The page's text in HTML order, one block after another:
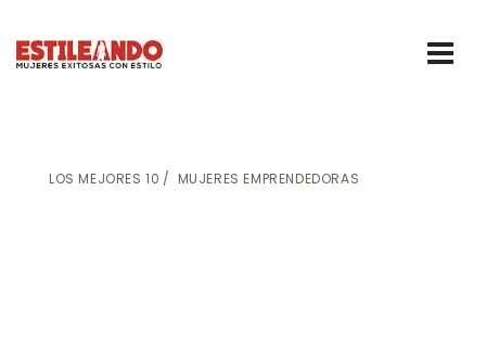
LOS MEJORES 10 MUJERES EMPRENDEDORAS